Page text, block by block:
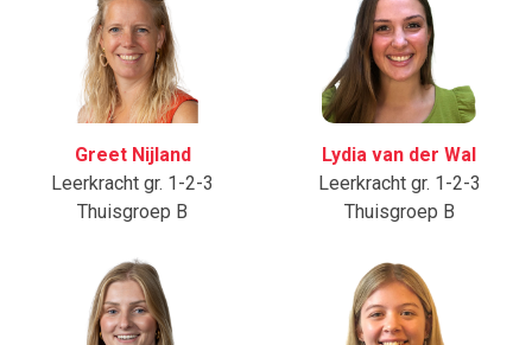
Greet Nijland
Leerkracht gr. 1-2-3
Thuisgroep B
Lydia van der Wal
Leerkracht gr. 1-2-3
Thuisgroep B